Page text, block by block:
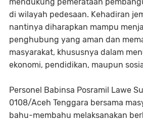
di wilayah pedesaan. Kehadiran
nantinya diharapkan mampu
penghubung yang aman dan
masyarakat, khususnya dalam
ekonomi, pendidikan, maupun
Personel Babinsa Posramil Lawe
0108/Aceh Tenggara bersama
bahu-membahu melaksanakan